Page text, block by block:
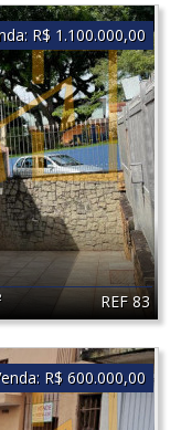
REF 83
R$ 1.100.000,00
R$ 600.000,00